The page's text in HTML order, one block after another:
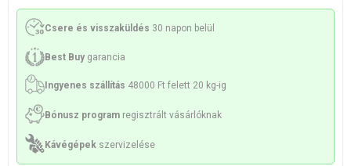
Csere és visszaküldés 30 napon belül
Best Buy garancia
Ingyenes szállítás 48000 Ft felett 20 kg-ig
Bónusz program regisztrált vásárlóknak
Kávégépek szervizelése